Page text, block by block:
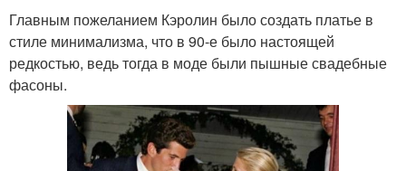
Главным пожеланием Кэролин было создать платье в
стиле минимализма, что в 90-е было настоящей
редкостью, ведь тогда в моде были пышные свадебные
фасоны.